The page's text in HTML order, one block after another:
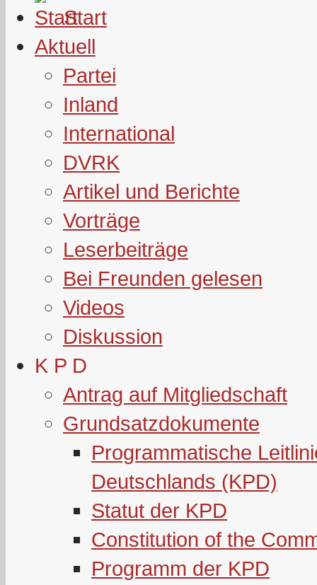
Start
Aktuell
Partei
Inland
International
DVRK
Artikel und Berichte
Vorträge
Leserbeiträge
Bei Freunden gelesen
Videos
Diskussion
K P D
Antrag auf Mitgliedschaft
Grundsatzdokumente
Programmatische
Deutschlands (KPD)
Statut der KPD
Constitution of the
Programm der KPD